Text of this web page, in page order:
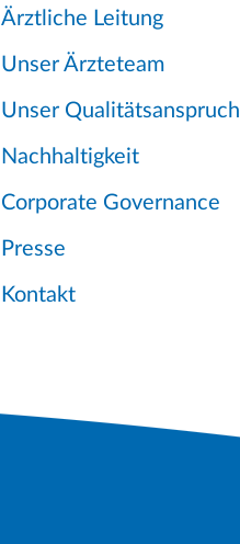
Ärztliche Leitung
Unser Ärzteteam
Unser Qualitätsanspruch
Nachhaltigkeit
Corporate Governance
Presse
Kontakt